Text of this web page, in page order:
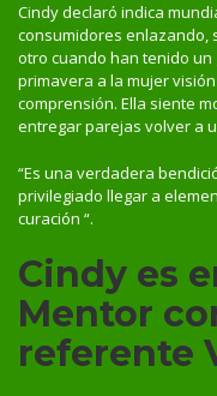
Cindy declaró indica
consumidores enlazando,
otro cuando han tenido un
primavera a la mujer
comprensión. Ella siente
entregar parejas volver a
“Es una verdadera
privilegiado llegar a
curación “.
Cindy es
Mentor
referente